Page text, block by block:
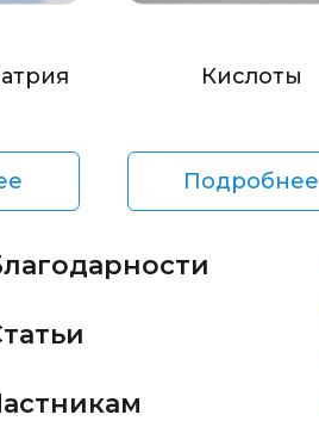
Кислоты
Подробнее